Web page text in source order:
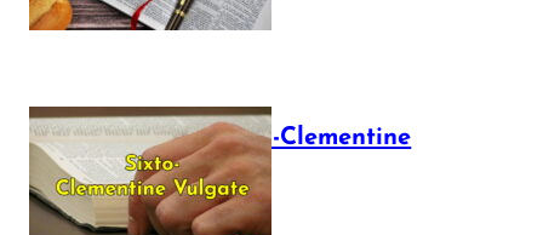
The Sixto-Clementine
Vulgate
July 12, 2025